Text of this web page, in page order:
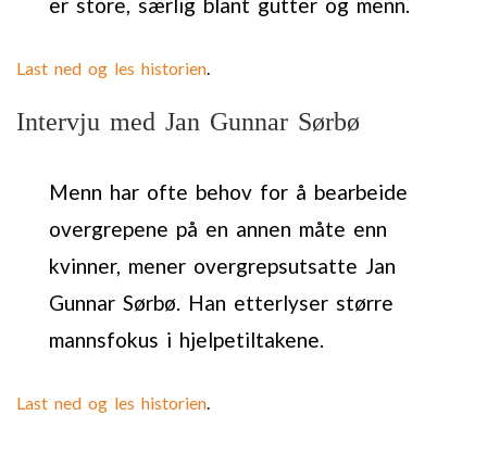
Last ned og les historien.
Intervju med Jan Gunnar Sørbø
Menn har ofte behov for å bearbeide
overgrepene på en annen måte enn
kvinner, mener overgrepsutsatte Jan
Gunnar Sørbø. Han etterlyser større
mannsfokus i hjelpetiltakene.
Last ned og les historien.